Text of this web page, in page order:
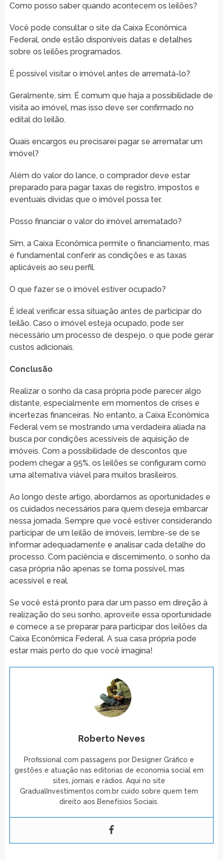
Como posso saber quando acontecem os leilões?
Você pode consultar o site da Caixa Econômica
Federal, onde estão disponíveis datas e detalhes
sobre os leilões programados.
É possível visitar o imóvel antes de arrematá-lo?
Geralmente, sim. É comum que haja a possibilidade de
visita ao imóvel, mas isso deve ser confirmado no
edital do leilão.
Quais encargos eu precisarei pagar se arrematar um
imóvel?
Além do valor do lance, o comprador deve estar
preparado para pagar taxas de registro, impostos e
eventuais dívidas que o imóvel possa ter.
Posso financiar o valor do imóvel arrematado?
Sim, a Caixa Econômica permite o financiamento, mas
é fundamental conferir as condições e as taxas
aplicáveis ao seu perfil.
O que fazer se o imóvel estiver ocupado?
É ideal verificar essa situação antes de participar do
leilão. Caso o imóvel esteja ocupado, pode ser
necessário um processo de despejo, o que pode gerar
custos adicionais.
Conclusão
Realizar o sonho da casa própria pode parecer algo
distante, especialmente em momentos de crises e
incertezas financeiras. No entanto, a Caixa Econômica
Federal vem se mostrando uma verdadeira aliada na
busca por condições acessíveis de aquisição de
imóveis. Com a possibilidade de descontos que
podem chegar a 95%, os leilões se configuram como
uma alternativa viável para muitos brasileiros.
Ao longo deste artigo, abordamos as oportunidades e
os cuidados necessários para quem deseja embarcar
nessa jornada. Sempre que você estiver considerando
participar de um leilão de imóveis, lembre-se de se
informar adequadamente e analisar cada detalhe do
processo. Com paciência e discernimento, o sonho da
casa própria não apenas se torna possível, mas
acessível e real.
Se você está pronto para dar um passo em direção à
realização do seu sonho, aproveite essa oportunidade
e comece a se preparar para participar dos leilões da
Caixa Econômica Federal. A sua casa própria pode
estar mais perto do que você imagina!
Roberto Neves
Profissional com passagens por Designer Gráfico e
gestões e atuação nas editorias de economia social em
sites, jornais e rádios. Aqui no site
GradualInvestimentos.com.br cuido sobre quem tem
direito aos Benefísios Sociais.